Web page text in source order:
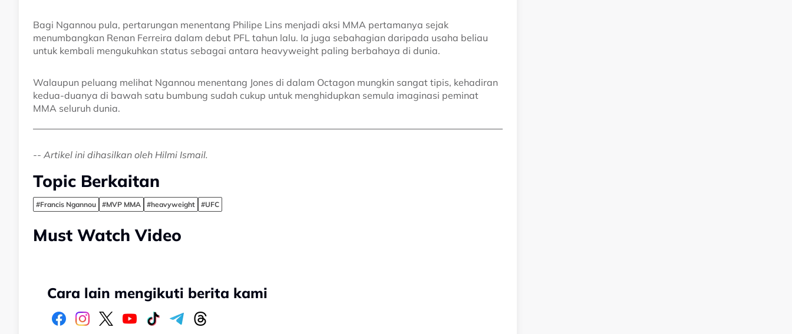
Bagi Ngannou pula, pertarungan menentang Philipe Lins menjadi aksi MMA pertamanya sejak
menumbangkan Renan Ferreira dalam debut PFL tahun lalu. Ia juga sebahagian daripada usaha beliau
untuk kembali mengukuhkan status sebagai antara heavyweight paling berbahaya di dunia.
Walaupun peluang melihat Ngannou menentang Jones di dalam Octagon mungkin sangat tipis, kehadiran
kedua-duanya di bawah satu bumbung sudah cukup untuk menghidupkan semula imaginasi peminat
MMA seluruh dunia.
-- Artikel ini dihasilkan oleh Hilmi Ismail.
Topic Berkaitan
#Francis Ngannou #MVP MMA #heavyweight #UFC
Must Watch Video
Cara lain mengikuti berita kami